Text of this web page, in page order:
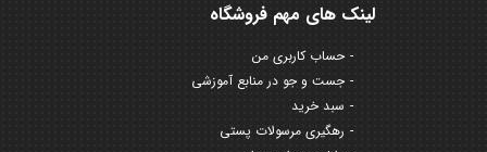
لینک های مهم فروشگاه
حساب کاربری من
جست و جو در منابع آموزشی
سبد خرید
رهگیری مرسولات پستی